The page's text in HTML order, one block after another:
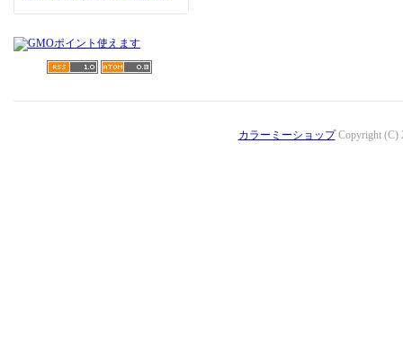
カラーミーショップCopyright (C)